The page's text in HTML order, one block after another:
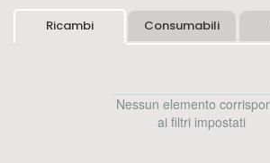
Ricambi Consumabili
Nessun elemento
ai filtri impostati